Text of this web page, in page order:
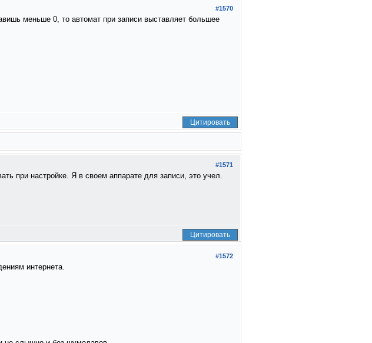
#1570
меньше 0, то автомат при записи выставляет большее
Цитировать
#1571
при настройке. Я в своем аппарате для записи, это учел.
Цитировать
#1572
интернета.